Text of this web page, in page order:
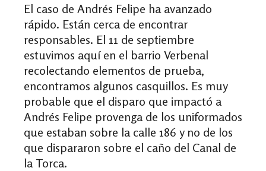
El caso de Andrés Felipe ha avanzado
rápido. Están cerca de encontrar
responsables. El 11 de septiembre
estuvimos aquí en el barrio Verbenal
recolectando elementos de prueba,
encontramos algunos casquillos. Es muy
probable que el disparo que impactó a
Andrés Felipe provenga de los uniformados
que estaban sobre la calle 186 y no de los
que dispararon sobre el caño del Canal de
la Torca.